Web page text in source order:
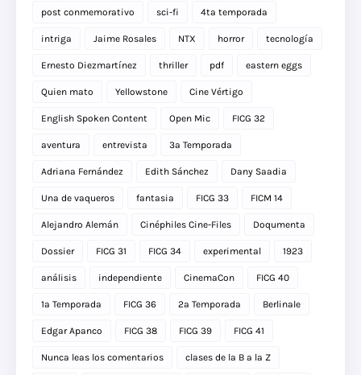
post conmemorativo sci-fi 4ta temporada
intriga Jaime Rosales NTX horror tecnología
Ernesto Diezmartínez thriller pdf eastern eggs
Quien mato Yellowstone Cine Vértigo
English Spoken Content Open Mic FICG 32
aventura entrevista 3a Temporada
Adriana Fernández Edith Sánchez Dany Saadia
Una de vaqueros fantasia FICG 33 FICM 14
Alejandro Alemán Cinéphiles Cine-Files Doqumenta
Dossier FICG 31 FICG 34 experimental 1923
análisis independiente CinemaCon FICG 40
1a Temporada FICG 36 2a Temporada Berlinale
Edgar Apanco FICG 38 FICG 39 FICG 41
Nunca leas los comentarios clases de la B a la Z